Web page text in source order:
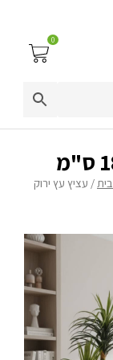
0
/ עציץ עץ ירוק